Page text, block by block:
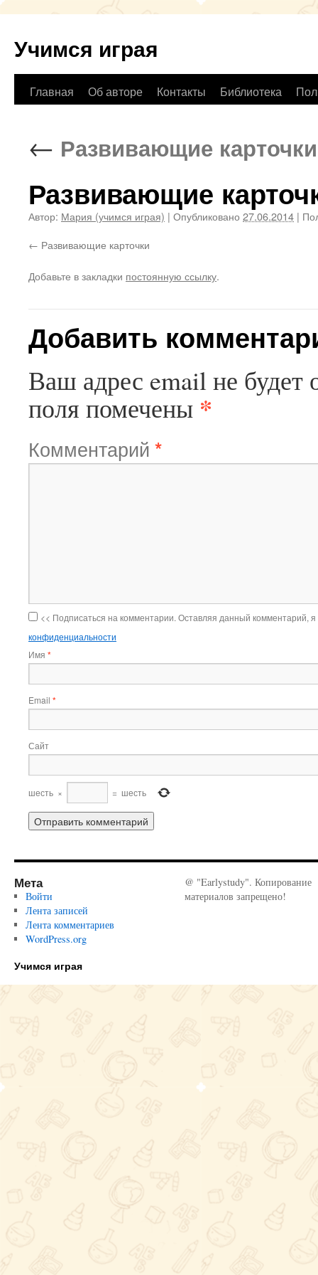
Учимся играя
Перейти
содержимому
Главная Об авторе Контакты Библиотека
← Развивающие карточки
Развивающие
Автор: Мария (учимся играя) | Опубликовано 27.06.2014 |
Развивающие карточки
Добавьте в закладки постоянную ссылку.
Добавить
Ваш адрес email не будет
поля помечены *
Комментарий *
<< Подписаться на комментарии. Оставляя данный комментарий,
конфиденциальности
Имя *
Email *
Сайт
шесть × = шесть
Мета
Войти
Лента записей
Лента комментариев
WordPress.org
@ "Earlystudy". Копирование
материалов запрещено!
Учимся играя